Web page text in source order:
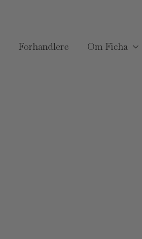
Forhandlere Om Ficha